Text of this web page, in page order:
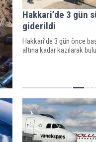
Hakkari’de 3 gün
giderildi
Hakkari’de 3 gün önce
altına kadar kazılarak